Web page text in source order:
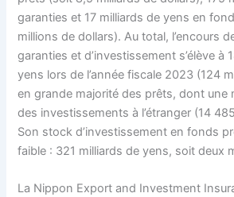
garanties et 17 milliards de yens en
millions de dollars). Au total, l’encours
garanties et d’investissement s’élève à
yens lors de l’année fiscale 2023 (124
en grande majorité des prêts, dont une
des investissements à l’étranger (14
Son stock d’investissement en fonds
faible : 321 milliards de yens, soit deux
La Nippon Export and Investment